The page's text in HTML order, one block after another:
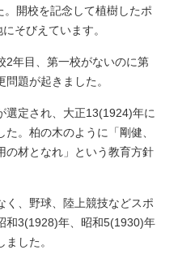
開校を記念して植樹したポ
そびえています。
2年目、第一校がないのに第
題が起きました。
選定され、大正13(1924)年に
。柏の木のように「剛健、
の材となれ」という教育方針
く、野球、陸上競技などスポ
和3(1928)年、昭和5(1930)年
した。